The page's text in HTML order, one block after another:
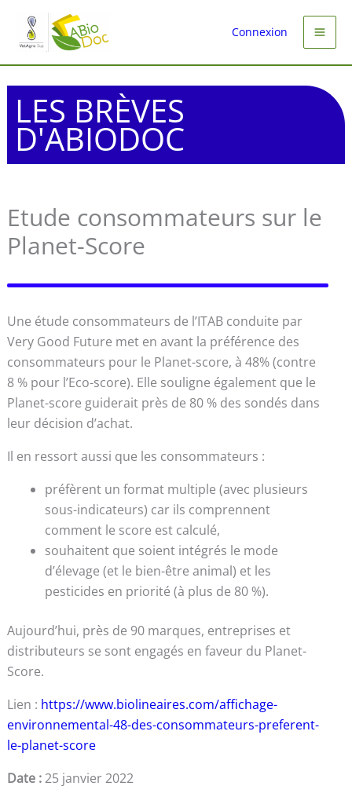
contenu
Connexion
LES BRÈVES
D'ABIODOC
Etude consommateurs sur le
Planet-Score
Une étude consommateurs de l’ITAB conduite par
Very Good Future met en avant la préférence des
consommateurs pour le Planet-score, à 48% (contre
8 % pour l’Eco-score). Elle souligne également que le
Planet-score guiderait près de 80 % des sondés dans
leur décision d’achat.
Il en ressort aussi que les consommateurs :
préfèrent un format multiple (avec plusieurs
sous-indicateurs) car ils comprennent
comment le score est calculé,
souhaitent que soient intégrés le mode
d’élevage (et le bien-être animal) et les
pesticides en priorité (à plus de 80 %).
Aujourd’hui, près de 90 marques, entreprises et
distributeurs se sont engagés en faveur du Planet-
Score.
Lien : https://www.biolineaires.com/affichage-
environnemental-48-des-consommateurs-preferent-
le-planet-score
Date :25 janvier 2022